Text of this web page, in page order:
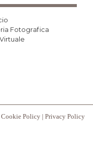
Fotografica
Cookie Policy Privacy Policy